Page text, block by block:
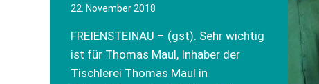
22. November 2018
FREIENSTEINAU – (gst). Sehr wichtig
ist für Thomas Maul, Inhaber der
Tischlerei Thomas Maul in